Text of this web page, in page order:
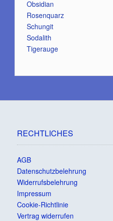
Obsidian
Rosenquarz
Schungit
Sodalith
Tigerauge
RECHTLICHES
AGB
Datenschutzbelehrung
Widerrufsbelehrung
Impressum
Cookie-Richtlinie
Vertrag widerrufen